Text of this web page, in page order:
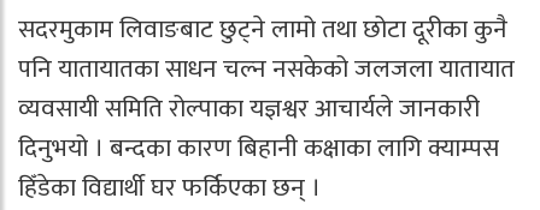
सदरमुकाम लिवाङबाट छुट्ने लामो तथा छोटा दूरीका कुनै
पनि यातायातका साधन चल्न नसकेको जलजला यातायात
व्यवसायी समिति रोल्पाका यज्ञश्वर आचार्यले जानकारी
दिनुभयो । बन्दका कारण बिहानी कक्षाका लागि क्याम्पस
हिँडेका विद्यार्थी घर फर्किएका छन् ।